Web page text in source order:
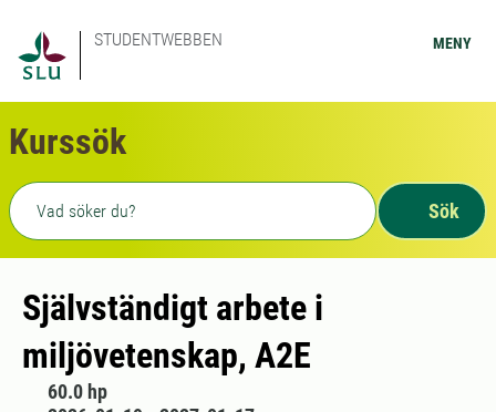
STUDENTWEBBEN MENY
Kurssök
Fritext sökning
Sök
Självständigt arbete i
miljövetenskap, A2E
60.0 hp